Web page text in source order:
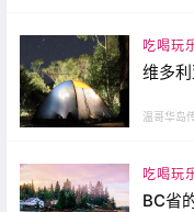
吃喝玩
维多
温哥华岛
吃喝玩
BC省